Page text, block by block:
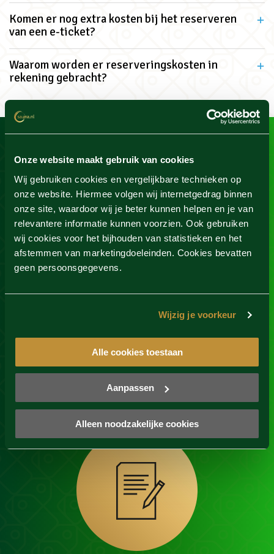
Onze website maakt gebruik van cookies
Wij gebruiken cookies en vergelijkbare technieken op
onze website. Hiermee volgen wij internetgedrag binnen
onze site, waardoor wij je beter kunnen helpen en je van
relevantere informatie kunnen voorzien. Ook gebruiken
wij cookies voor het bijhouden van statistieken en het
afstemmen van marketingdoeleinden. Cookies bevatten
geen persoonsgegevens.
Wijzig je voorkeur
Alle cookies toestaan
Aanpassen
Alleen noodzakelijke cookies
Komen er nog extra kosten bij het reserveren
van een e-ticket?
Waarom worden er reserveringskosten in
rekening gebracht?
Geen probleem! Wij helpen je natuurlijk graag verder.
Stuur ons een privé-bericht via social media en krijg
antwoord op jouw vraag!